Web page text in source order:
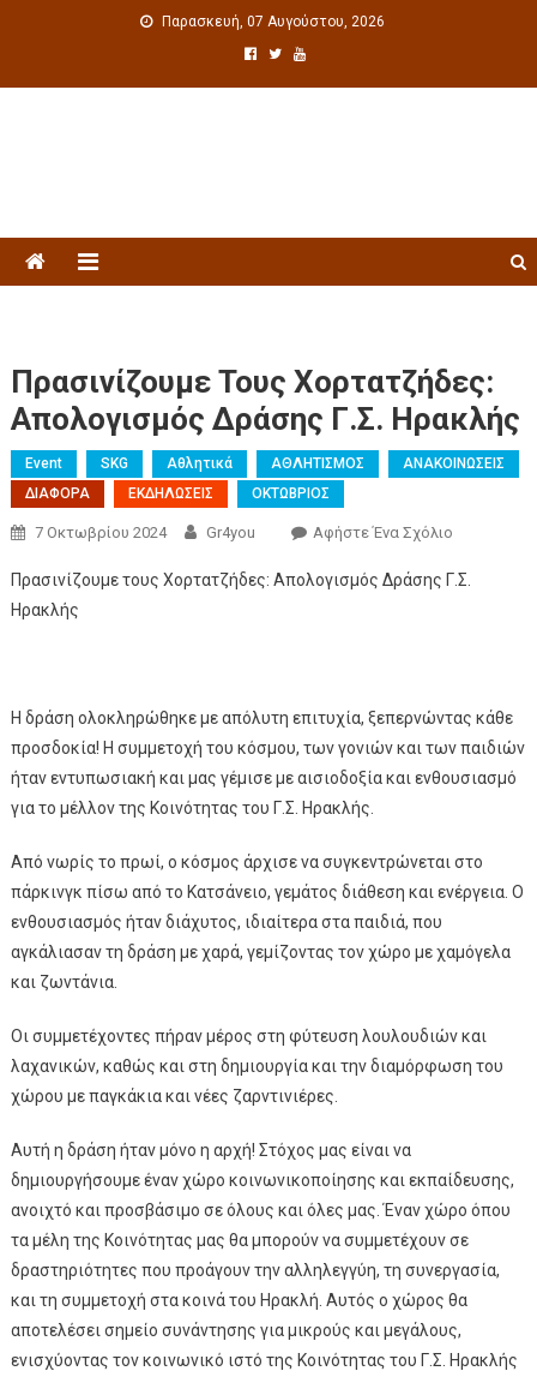
Παρασκευή, 07 Αυγούστου, 2026
Πρασινίζουμε Τους Χορτατζήδες:
Απολογισμός Δράσης Γ.Σ. Ηρακλής
Event SKG Αθλητικά ΑΘΛΗΤΙΣΜΟΣ
ΑΝΑΚΟΙΝΩΣΕΙΣ
ΔΙΑΦΟΡΑ
ΕΚΔΗΛΩΣΕΙΣ ΟΚΤΩΒΡΙΟΣ
7 Οκτωβρίου 2024 Gr4you Αφήστε Ένα Σχόλιο
Πρασινίζουμε τους Χορτατζήδες: Απολογισμός Δράσης Γ.Σ.
Ηρακλής
Η δράση ολοκληρώθηκε με απόλυτη επιτυχία, ξεπερνώντας κάθε
προσδοκία! Η συμμετοχή του κόσμου, των γονιών και των παιδιών
ήταν εντυπωσιακή και μας γέμισε με αισιοδοξία και ενθουσιασμό
για το μέλλον της Κοινότητας του Γ.Σ. Ηρακλής.
Από νωρίς το πρωί, ο κόσμος άρχισε να συγκεντρώνεται στο
πάρκινγκ πίσω από το Κατσάνειο, γεμάτος διάθεση και ενέργεια. Ο
ενθουσιασμός ήταν διάχυτος, ιδιαίτερα στα παιδιά, που
αγκάλιασαν τη δράση με χαρά, γεμίζοντας τον χώρο με χαμόγελα
και ζωντάνια.
Οι συμμετέχοντες πήραν μέρος στη φύτευση λουλουδιών και
λαχανικών, καθώς και στη δημιουργία και την διαμόρφωση του
χώρου με παγκάκια και νέες ζαρντινιέρες.
Αυτή η δράση ήταν μόνο η αρχή! Στόχος μας είναι να
δημιουργήσουμε έναν χώρο κοινωνικοποίησης και εκπαίδευσης,
ανοιχτό και προσβάσιμο σε όλους και όλες μας. Έναν χώρο όπου
τα μέλη της Κοινότητας μας θα μπορούν να συμμετέχουν σε
δραστηριότητες που προάγουν την αλληλεγγύη, τη συνεργασία,
και τη συμμετοχή στα κοινά του Ηρακλή. Αυτός ο χώρος θα
αποτελέσει σημείο συνάντησης για μικρούς και μεγάλους,
ενισχύοντας τον κοινωνικό ιστό της Κοινότητας του Γ.Σ. Ηρακλής